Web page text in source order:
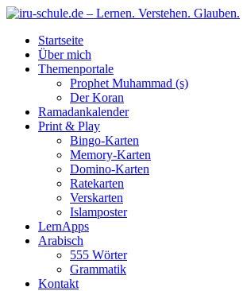
Startseite
Über mich
Themenportale
Prophet Muhammad (s)
Der Koran
Ramadankalender
Print & Play
Bingo-Karten
Memory-Karten
Domino-Karten
Ratekarten
Verskarten
Islamposter
LernApps
Arabisch
555 Wörter
Grammatik
Kontakt